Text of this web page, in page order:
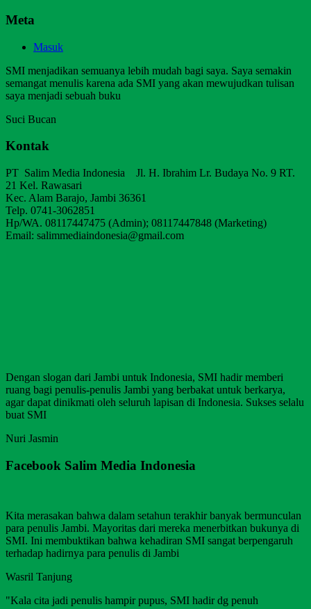
Meta
Masuk
SMI menjadikan semuanya lebih mudah bagi saya. Saya semakin
semangat menulis karena ada SMI yang akan mewujudkan tulisan
saya menjadi sebuah buku
Suci Bucan
Kontak
PT Salim Media Indonesia Jl. H. Ibrahim Lr. Budaya No. 9 RT.
21 Kel. Rawasari
Kec. Alam Barajo, Jambi 36361
Telp. 0741-3062851
Hp/WA. 08117447475 (Admin); 08117447848 (Marketing)
Email: salimmediaindonesia@gmail.com
Dengan slogan dari Jambi untuk Indonesia, SMI hadir memberi
ruang bagi penulis-penulis Jambi yang berbakat untuk berkarya,
agar dapat dinikmati oleh seluruh lapisan di Indonesia. Sukses selalu
buat SMI
Nuri Jasmin
Facebook Salim Media Indonesia
Kita merasakan bahwa dalam setahun terakhir banyak bermunculan
para penulis Jambi. Mayoritas dari mereka menerbitkan bukunya di
SMI. Ini membuktikan bahwa kehadiran SMI sangat berpengaruh
terhadap hadirnya para penulis di Jambi
Wasril Tanjung
"Kala cita jadi penulis hampir pupus, SMI hadir dg penuh